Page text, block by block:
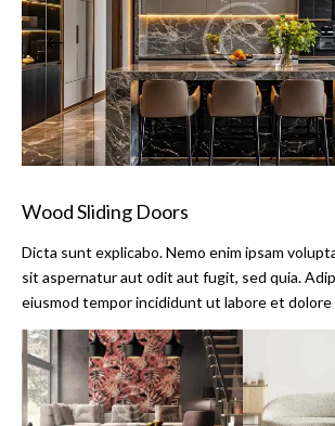
Wood Sliding Doors
Dicta sunt explicabo. Nemo enim ipsam
sit aspernatur aut odit aut fugit, sed quia.
eiusmod tempor incididunt ut labore et dolore